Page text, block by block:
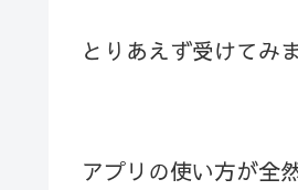
とりあえず受けてみ
アプリの使い方が全